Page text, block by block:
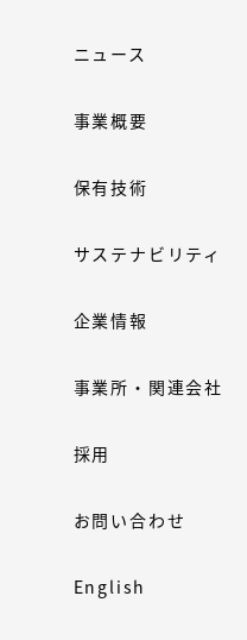
ニュース
事業概要
保有技術
サステナビリティ
企業情報
事業所・関連会社
採用
お問い合わせ
English